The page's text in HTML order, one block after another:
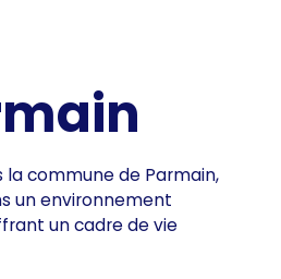
la commune de Parmain,
un environnement
un cadre de vie